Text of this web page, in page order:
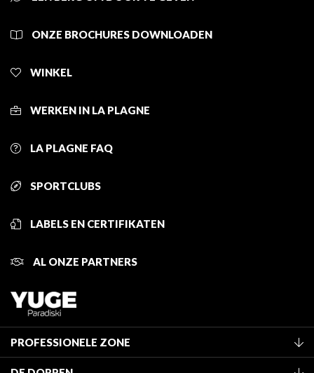
ONZE BROCHURES DOWNLOADEN
WINKEL
WERKEN IN LA PLAGNE
LA PLAGNE FAQ
SPORTCLUBS
LABELS EN CERTIFIKATEN
AL ONZE PARTNERS
PROFESSIONELE ZONE